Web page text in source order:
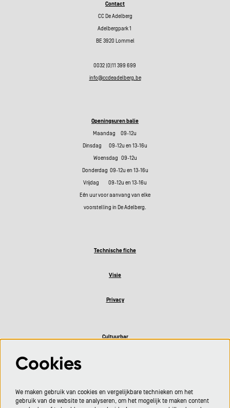
Contact
CC De Adelberg
Adelbergpark 1
BE 3920 Lommel
0032 (0)11 399 699
info@ccdeadelberg.be
Openingsuren balie
Maandag 09-12u
Dinsdag 09-12u en 13-16u
Woensdag 09-12u
Donderdag 09-12u en 13-16u
Vrijdag 09-12u en 13-16u
Eén uur voor aanvang van elke
voorstelling in De Adelberg.
Technische fiche
Visie
Privacy
Cultuurbar
Cookies
We maken gebruik van cookies en vergelijkbare technieken om het
gebruik van de website te analyseren, om het mogelijk te maken content